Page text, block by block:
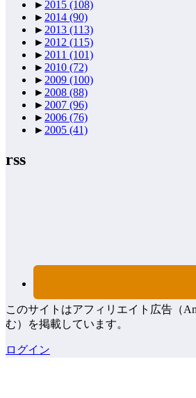
► 2015 (108)
► 2014 (90)
► 2013 (113)
► 2012 (115)
► 2011 (101)
► 2010 (72)
► 2009 (100)
► 2008 (88)
► 2007 (96)
► 2006 (76)
► 2005 (41)
rss
このサイトはアフィリエイト広告（
む）を掲載しています。
ログイン